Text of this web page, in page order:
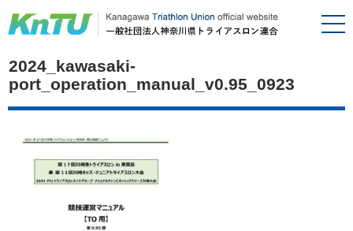
2024_kawasaki-
port_operation_manual_v0.95_0923